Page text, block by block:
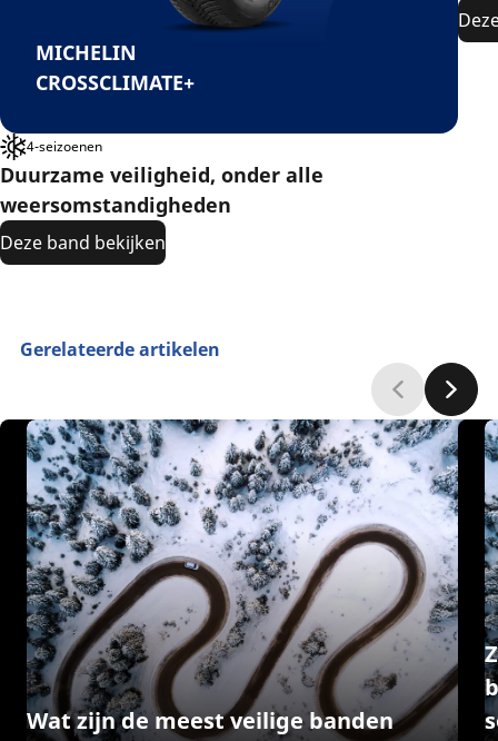
MICHELIN
CROSSCLIMATE+
4-seizoenen
Duurzame veiligheid, onder alle
weersomstandigheden
Deze band bekijken
Gerelateerde artikelen
Wat zijn de meest veilige banden